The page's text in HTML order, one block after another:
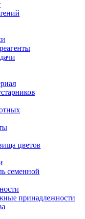
цветов
семенной
принадлежности